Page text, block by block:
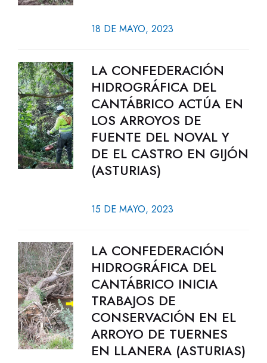
18 DE MAYO, 2023
LA CONFEDERACIÓN
HIDROGRÁFICA DEL
CANTÁBRICO ACTÚA EN
LOS ARROYOS DE
FUENTE DEL NOVAL Y
DE EL CASTRO EN GIJÓN
(ASTURIAS)
15 DE MAYO, 2023
LA CONFEDERACIÓN
HIDROGRÁFICA DEL
CANTÁBRICO INICIA
TRABAJOS DE
CONSERVACIÓN EN EL
ARROYO DE TUERNES
EN LLANERA (ASTURIAS)